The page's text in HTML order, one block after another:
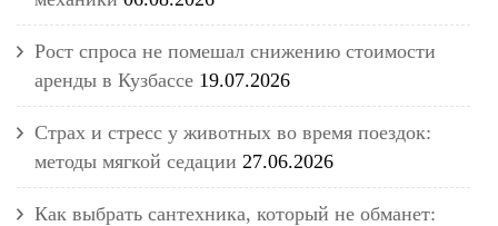
Рост спроса не помешал снижению стоимости
аренды в Кузбассе 19.07.2026
Страх и стресс у животных во время поездок:
методы мягкой седации 27.06.2026
Как выбрать сантехника, который не обманет: